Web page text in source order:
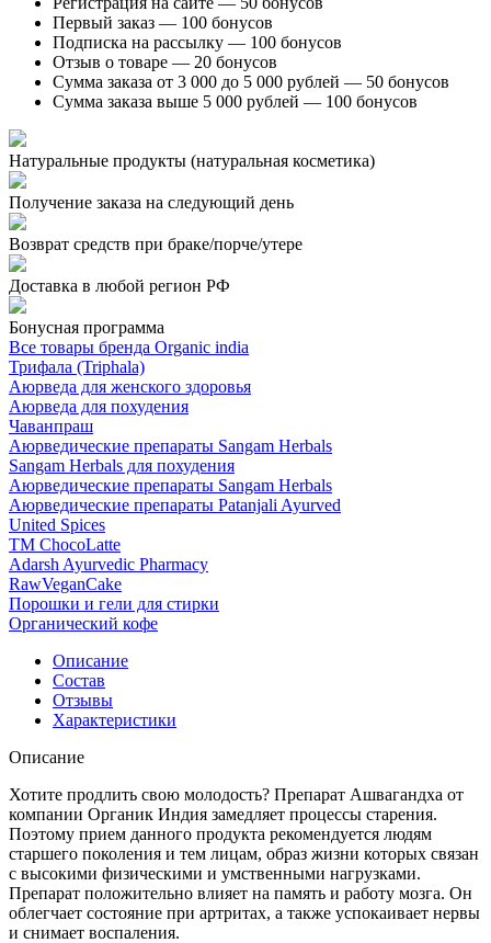
Первый заказ — 100 бонусов
Подписка на рассылку — 100 бонусов
Отзыв о товаре — 20 бонусов
Сумма заказа от 3 000 до 5 000 рублей — 50 бонусов
Сумма заказа выше 5 000 рублей — 100 бонусов
Натуральные продукты (натуральная косметика)
Получение заказа на следующий день
Возврат средств при браке/порче/утере
Доставка в любой регион РФ
Бонусная программа
Все товары бренда Organic india
Трифала (Triphala)
Аюрведа для женского здоровья
Аюрведа для похудения
Чаванпраш
Аюрведические препараты Sangam Herbals
Sangam Herbals для похудения
Аюрведические препараты Sangam Herbals
Аюрведические препараты Patanjali Ayurved
United Spices
ТМ ChocoLatte
Adarsh Ayurvedic Pharmacy
RawVeganCake
Порошки и гели для стирки
Органический кофе
Описание
Состав
Отзывы
Характеристики
Описание
Хотите продлить свою молодость? Препарат Ашвагандха от
компании Органик Индия замедляет процессы старения.
Поэтому прием данного продукта рекомендуется людям
старшего поколения и тем лицам, образ жизни которых связан
с высокими физическими и умственными нагрузками.
Препарат положительно влияет на память и работу мозга. Он
облегчает состояние при артритах, а также успокаивает нервы
и снимает воспаления.